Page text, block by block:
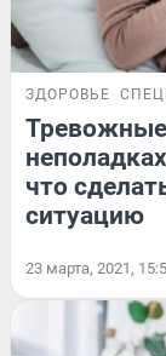
ЗДОРОВЬЕ
Тревожные
что
ситуацию
23 марта, 2021,